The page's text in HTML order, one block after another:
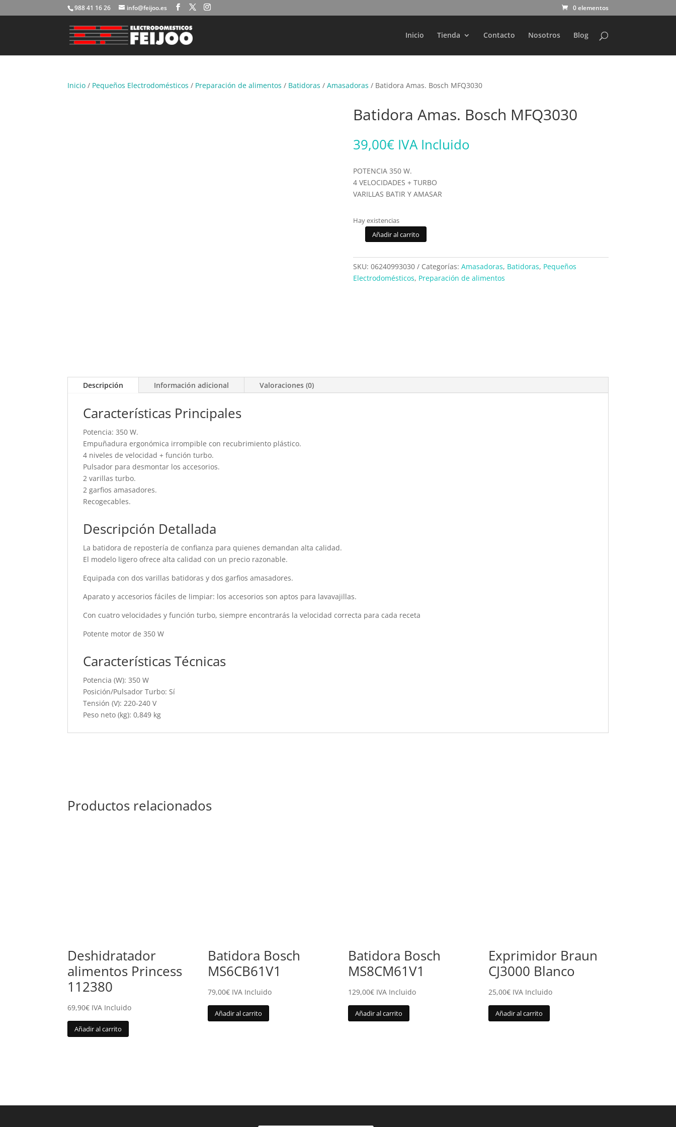
988 41 16 26 info@feijoo.es 0 elementos
Inicio Tienda Contacto Nosotros Blog
Búsqueda
productos
Inicio / Pequeños Electrodomésticos / Preparación de alimentos / Batidoras /Amasadoras / Batidora Amas. Bosch MFQ3030
Batidora Amas. Bosch MFQ3030
39,00€ IVA Incluido
POTENCIA 350 W.
4 VELOCIDADES + TURBO
VARILLAS BATIR Y AMASAR
Hay existencias
Batidora
Bosch
MFQ3030
Añadir al carrito
SKU: 06240993030 Categorías: Amasadoras, Batidoras, Pequeños
Electrodomésticos, Preparación de alimentos
Descripción Información adicional Valoraciones (0)
Características Principales
Potencia: 350 W.
Empuñadura ergonómica irrompible con recubrimiento plástico.
4 niveles de velocidad + función turbo.
Pulsador para desmontar los accesorios.
2 varillas turbo.
2 garfios amasadores.
Recogecables.
Descripción Detallada
La batidora de repostería de confianza para quienes demandan alta calidad.
El modelo ligero ofrece alta calidad con un precio razonable.
Equipada con dos varillas batidoras y dos garfios amasadores.
Aparato y accesorios fáciles de limpiar: los accesorios son aptos para lavavajillas.
Con cuatro velocidades y función turbo, siempre encontrarás la velocidad correcta para cada receta
Potente motor de 350 W
Características Técnicas
Potencia (W): 350 W
Posición/Pulsador Turbo: Sí
Tensión (V): 220-240 V
Peso neto (kg): 0,849 kg
Productos relacionados
Deshidratador
alimentos Princess
112380
69,90€ IVA Incluido
Añadir al carrito
Batidora Bosch
MS6CB61V1
79,00€ IVA Incluido
Añadir al carrito
Batidora Bosch
MS8CM61V1
129,00€ IVA Incluido
Añadir al carrito
Exprimidor Braun
CJ3000 Blanco
25,00€ IVA Incluido
Añadir al carrito